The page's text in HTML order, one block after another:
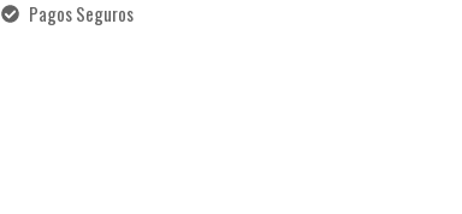
Pagos Seguros